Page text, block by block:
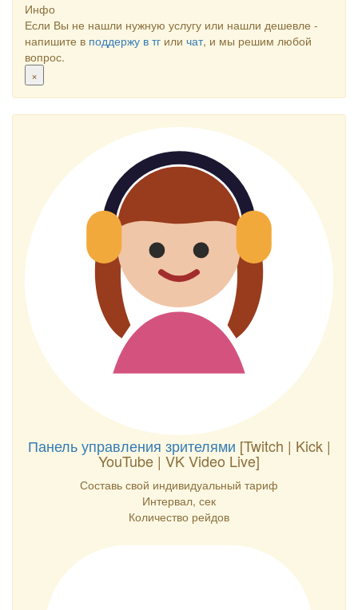
Инфо
Если Вы не нашли нужную услугу или нашли дешевле -
напишите в поддержу в тг или чат, и мы решим любой
вопрос.
×
Панель управления зрителями [Twitch | Kick |
YouTube | VK Video Live]
Составь свой индивидуальный тариф
Интервал, сек
Количество рейдов